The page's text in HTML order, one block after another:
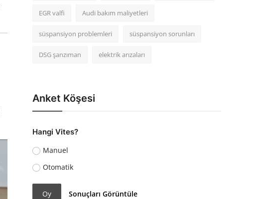
EGR valfi Audi bakım maliyetleri
süspansiyon problemleri süspansiyon sorunları
DSG şanzıman elektrik arızaları
Anket Köşesi
Hangi Vites?
Manuel
Otomatik
Oy Sonuçları Görüntüle